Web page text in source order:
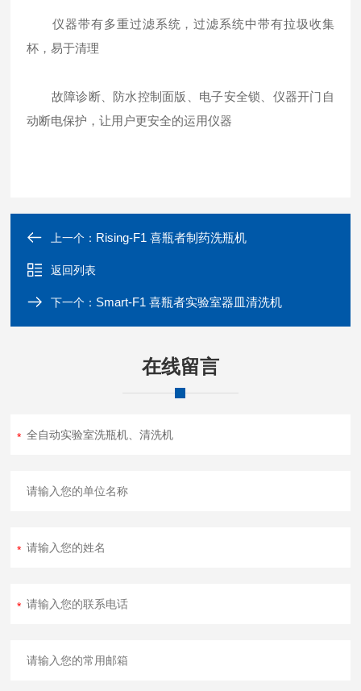
仪器带有多重过滤系统，过滤系统中带有拉圾收集
杯，易于清理
故障诊断、防水控制面版、电子安全锁、仪器开门自
动断电保护，让用户更安全的运用仪器
上一个： Rising-F1 喜瓶者制药洗瓶机
返回列表
下一个： Smart-F1 喜瓶者实验室器皿清洗机
在线留言